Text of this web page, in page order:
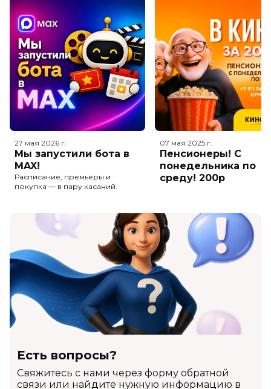
27 мая 2026 г.
Мы запустили бота в
MAX!
Расписание, премьеры и
покупка — в пару касаний.
07 мая 2025 г.
Пенсионеры! С
понедельника по
среду! 200р
Есть вопросы?
Cвяжитесь с нами через форму обратной
связи или найдите нужную информацию в